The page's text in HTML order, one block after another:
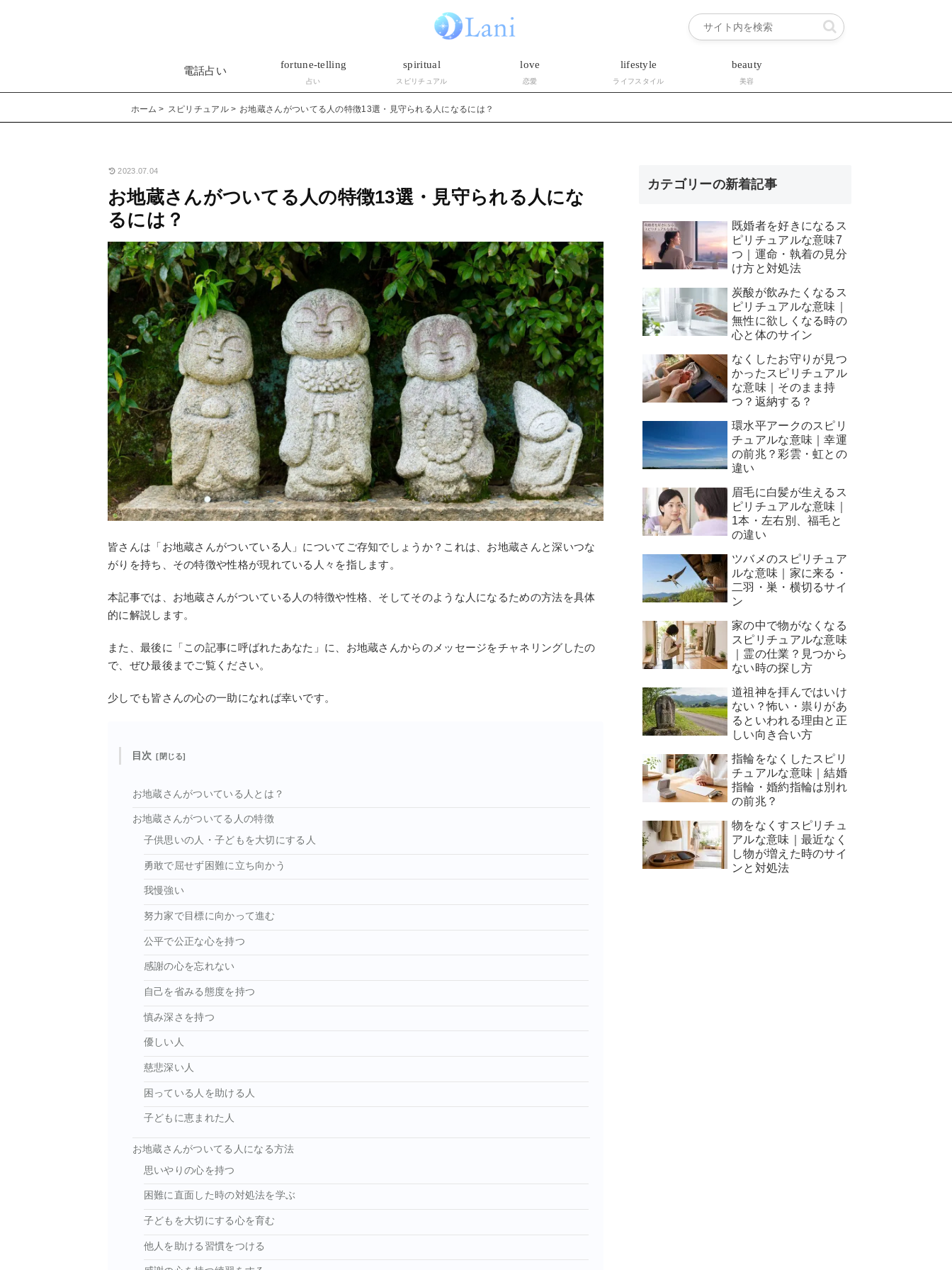
電話占い
fortune-telling
占い
spiritual
スピリチュアル
love
恋愛
lifestyle
ライフスタイル
beauty
美容
ホーム スピリチュアル お地蔵さんがついてる人の特徴13選・見守られる人になるには？
2023.07.04
お地蔵さんがついてる人の特徴13選・見守られる人にな
るには？
皆さんは「お地蔵さんがついている人」についてご存知でしょうか？これは、お地蔵さんと深いつな
がりを持ち、その特徴や性格が現れている人々を指します。
本記事では、お地蔵さんがついている人の特徴や性格、そしてそのような人になるための方法を具体
的に解説します。
また、最後に「この記事に呼ばれたあなた」に、お地蔵さんからのメッセージをチャネリングしたの
で、ぜひ最後までご覧ください。
少しでも皆さんの心の一助になれば幸いです。
目次
お地蔵さんがついている人とは？
お地蔵さんがついてる人の特徴
子供思いの人・子どもを大切にする人
勇敢で屈せず困難に立ち向かう
我慢強い
努力家で目標に向かって進む
公平で公正な心を持つ
感謝の心を忘れない
自己を省みる態度を持つ
慎み深さを持つ
優しい人
慈悲深い人
困っている人を助ける人
子どもに恵まれた人
お地蔵さんがついてる人になる方法
思いやりの心を持つ
困難に直面した時の対処法を学ぶ
子どもを大切にする心を育む
他人を助ける習慣をつける
カテゴリーの新着記事
既婚者を好きになるス
ピリチュアルな意味7
つ｜運命・執着の見分
け方と対処法
炭酸が飲みたくなるス
ピリチュアルな意味｜
無性に欲しくなる時の
心と体のサイン
なくしたお守りが見つ
かったスピリチュアル
な意味｜そのまま持
つ？返納する？
環水平アークのスピリ
チュアルな意味｜幸運
の前兆？彩雲・虹との
違い
眉毛に白髪が生えるス
ピリチュアルな意味｜
1本・左右別、福毛と
の違い
ツバメのスピリチュア
ルな意味｜家に来る・
二羽・巣・横切るサイ
ン
家の中で物がなくなる
スピリチュアルな意味
｜霊の仕業？見つから
ない時の探し方
道祖神を拝んではいけ
ない？怖い・祟りがあ
るといわれる理由と正
しい向き合い方
指輪をなくしたスピリ
チュアルな意味｜結婚
指輪・婚約指輪は別れ
の前兆？
物をなくすスピリチュ
アルな意味｜最近なく
し物が増えた時のサイ
ンと対処法